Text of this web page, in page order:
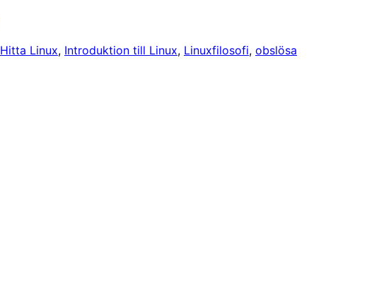
Hitta Linux, Introduktion till Linux, Linuxfilosofi, obslösa